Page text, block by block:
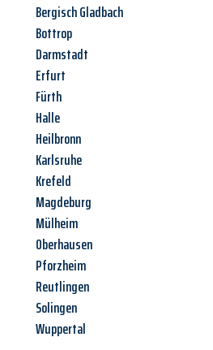
Bergisch Gladbach
Bottrop
Darmstadt
Erfurt
Fürth
Halle
Heilbronn
Karlsruhe
Krefeld
Magdeburg
Mülheim
Oberhausen
Pforzheim
Reutlingen
Solingen
Wuppertal